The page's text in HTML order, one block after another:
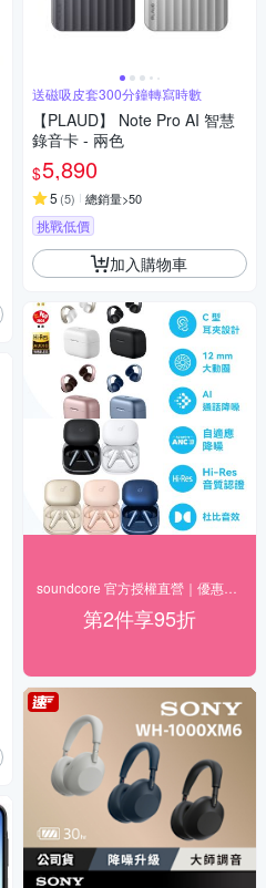
送磁吸皮套300分鐘轉寫時數
【PLAUD】 Note Pro AI 智慧
錄音卡 - 兩色
$5,890
5 (5) 總銷量>50
挑戰低價
加入購物車
第2件享95折